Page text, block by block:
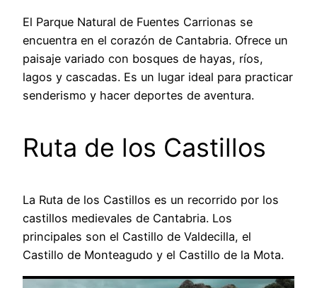
El Parque Natural de Fuentes Carrionas se
encuentra en el corazón de Cantabria. Ofrece un
paisaje variado con bosques de hayas, ríos,
lagos y cascadas. Es un lugar ideal para practicar
senderismo y hacer deportes de aventura.
Ruta de los Castillos
La Ruta de los Castillos es un recorrido por los
castillos medievales de Cantabria. Los
principales son el Castillo de Valdecilla, el
Castillo de Monteagudo y el Castillo de la Mota.